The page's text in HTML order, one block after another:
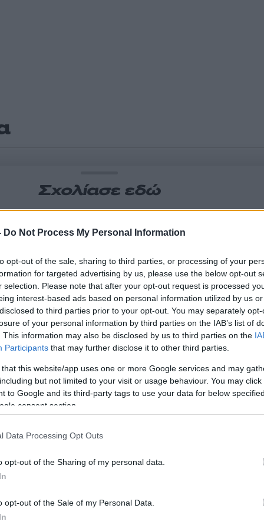
Do Not Process My Personal Information
opt-out of the sale, sharing to third parties, or processing of your
for targeted advertising by us, please use the below opt-out
selection. Please note that after your opt-out request is processed
interest-based ads based on personal information utilized by us
to third parties prior to your opt-out. You may separately
of your personal information by third parties on the IAB’s list of
This information may also be disclosed by us to third parties on the
Participants that may further disclose it to other third parties.
this website/app uses one or more Google services and may
but not limited to your visit or usage behaviour. You may
to Google and its third-party tags to use your data for below
consent section.
Data Processing Opt Outs
opt-out of the Sharing of my personal data.
opt-out of the Sale of my Personal Data.
Σχολίασε εδώ
2000 /
Υποβολή σχολίου
από reCAPTCHA, ισχύουνΠολιτική Απορρήτου&Όροι Χρήσης
Ελλάδα
ΘΗΣΕΙΟ
Share:
το Νewsit.gr στο